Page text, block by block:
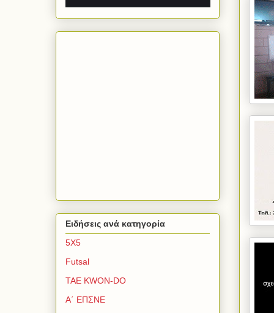
Ειδήσεις ανά κατηγορία
5Χ5
Futsal
TAE KWON-DO
Α΄ ΕΠΣΝΕ